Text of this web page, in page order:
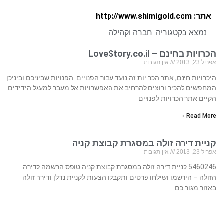
אתר: http://www.shimigold.com
נמצא בקטגוריה: חברה וקהילה
הכרויות בחינם – LoveStory.co.il
אפריל 23, 2013 אין תגובות
היכרויות חינם, אתר הכרויות זה נועד עבור הפנויים והפנויות שביניכם וביניכן
המחפשים להכיר ורוצים להרחיב את האפשרויות אל מעבר למעגל הידידים
הקיים אתר הכרויות לפנויים
Read More »
קניית דירה זולה במסגרת קבוצת קניה
אפריל 23, 2013 אין תגובות
5460246 קניית דירה זולה במסגרת קבוצת קניה טופס הרשמה לדירה
הזולה – הירשמו ושילחו פרטים ותקבלו הצעות לקניית נדלן ודירה זולה
באזור מגוריכם